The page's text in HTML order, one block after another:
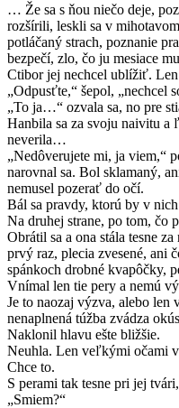
… Že sa s ňou niečo deje,
rozšírili, leskli sa v
potláčaný strach, poznanie
bezpečí, zlo, čo ju mesiace
Ctibor jej nechcel ublížiť.
„Odpusťte,“ šepol, „nechcel
„To ja…“ ozvala sa, no pre
Hanbila sa za svoju naivitu a
neverila…
„Nedôverujete mi, ja viem,“
narovnal sa. Bol sklamaný,
nemusel pozerať do očí.
Bál sa pravdy, ktorú by v
Na druhej strane, po tom, čo
Obrátil sa a ona stála tesne
prvý raz, plecia zvesené, ani
spánkoch drobné kvapôčky,
Vnímal len tie pery a nemú
Je to naozaj výzva, alebo len
nenaplnená túžba zvádza
Naklonil hlavu ešte bližšie.
Neuhla. Len veľkými očami
Chce to.
S perami tak tesne pri jej
„Smiem?“